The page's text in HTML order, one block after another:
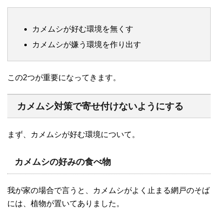
カメムシが好む環境を無くす
カメムシが嫌う環境を作り出す
この2つが重要になってきます。
カメムシ対策で寄せ付けないようにする
まず、カメムシが好む環境について。
カメムシの好みの食べ物
我が家の場合で言うと、カメムシがよく止まる網戸のそば
には、植物が置いてありました。